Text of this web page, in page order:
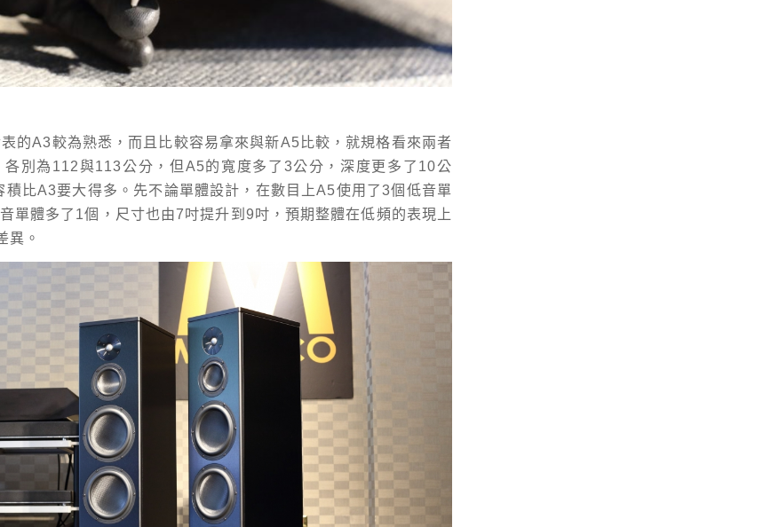
的A3較為熟悉，而且比較容易拿來與新A5比較，就規格看來兩者
各別為112與113公分，但A5的寬度多了3公分，深度更多了10公
積比A3要大得多。先不論單體設計，在數目上A5使用了3個低音單
單體多了1個，尺寸也由7吋提升到9吋，預期整體在低頻的表現上
異。